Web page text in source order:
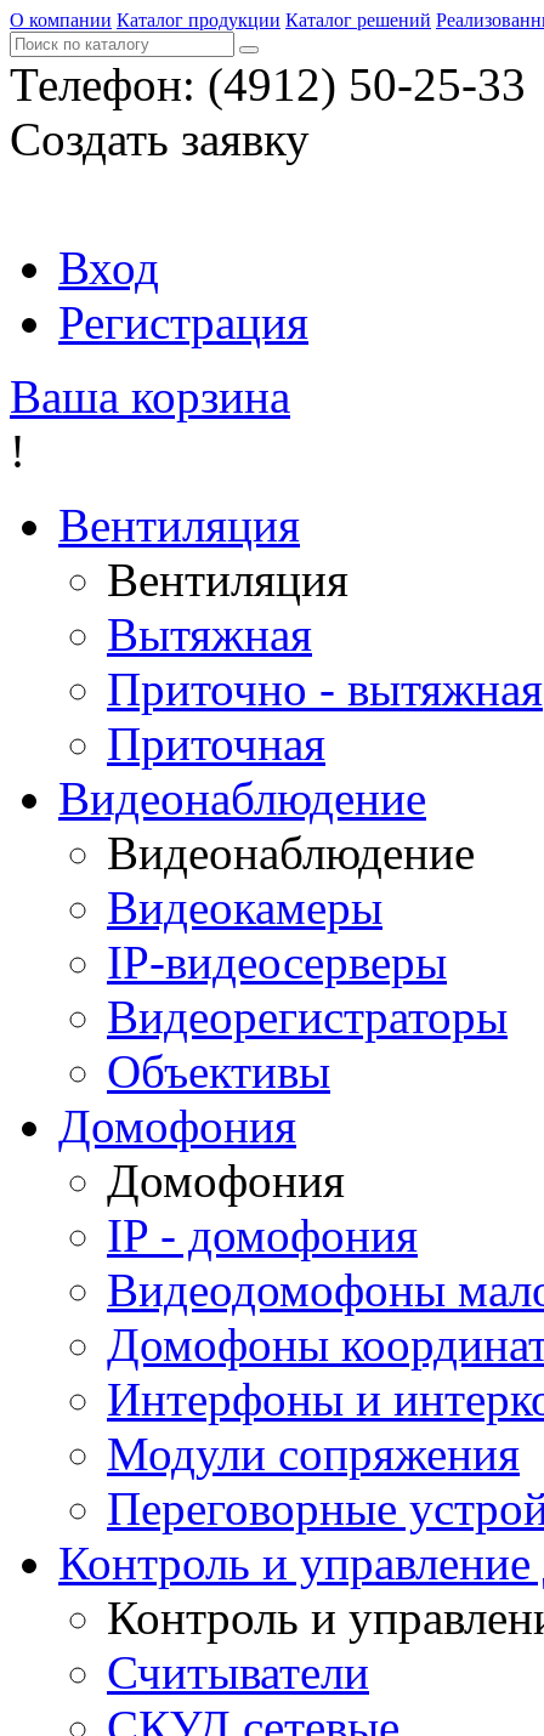
О компании Каталог продукции Каталог решений
Телефон: (4912) 50-25-33
Создать заявку
Вход
Регистрация
Ваша корзина
!
Вентиляция
Вентиляция
Вытяжная
Приточно - вытяжная
Приточная
Видеонаблюдение
Видеонаблюдение
Видеокамеры
IP-видеосерверы
Видеорегистраторы
Объективы
Домофония
Домофония
IP - домофония
Видеодомофоны
Домофоны
Интерфоны и
Модули сопряжения
Переговорные
Контроль и
Контроль и
Считыватели